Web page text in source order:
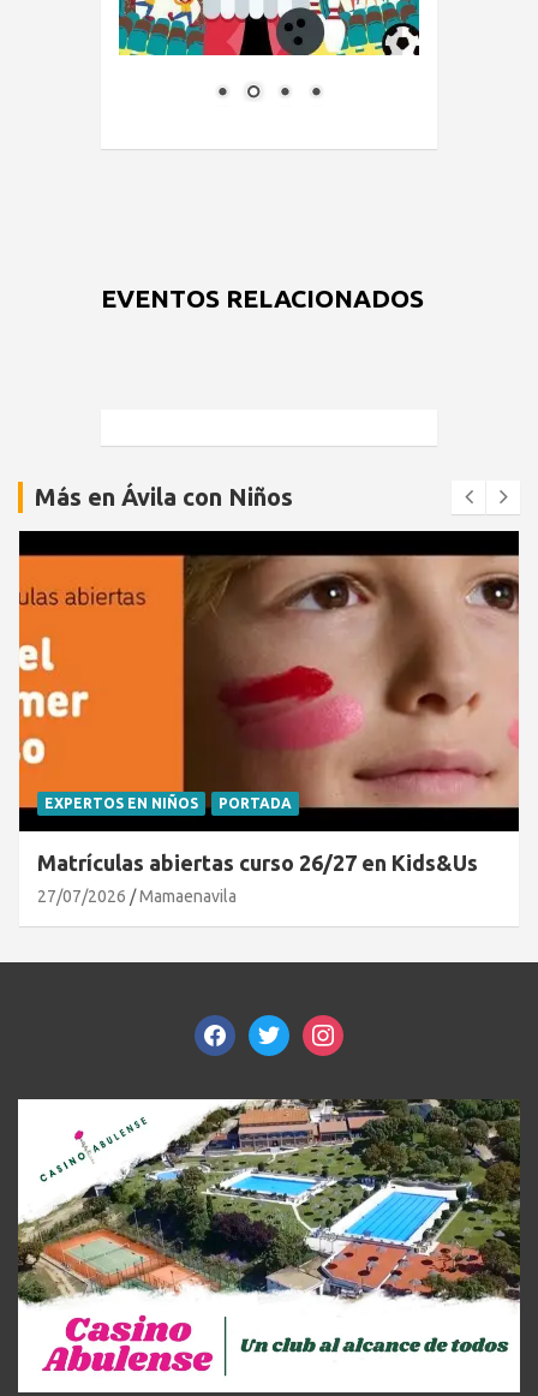
EVENTOS RELACIONADOS
Más en Ávila con Niños
EXPERTOS EN NIÑOS PORTADA
Matrículas abiertas curso 26/27 en Kids&Us
27/07/2026 Mamaenavila
facebooktwitterinstagram